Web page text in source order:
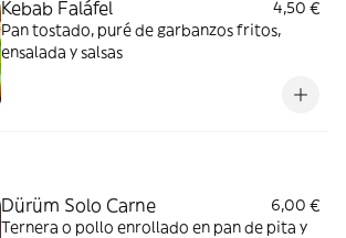
Kebab Faláfel
4,50 €
Pan tostado, puré de garbanzos fritos,
ensalada y salsas
Dürüm Solo Carne
6,00 €
Ternera o pollo enrollado en pan de pita y